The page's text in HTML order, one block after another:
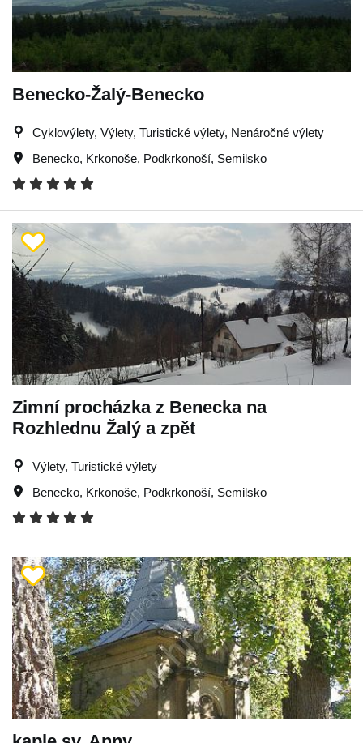
Benecko-Žalý-Benecko
Cyklovýlety, Výlety, Turistické výlety, Nenáročné výlety
Benecko, Krkonoše, Podkrkonoší, Semilsko
Zimní procházka z Benecka na
Rozhlednu Žalý a zpět
Výlety, Turistické výlety
Benecko, Krkonoše, Podkrkonoší, Semilsko